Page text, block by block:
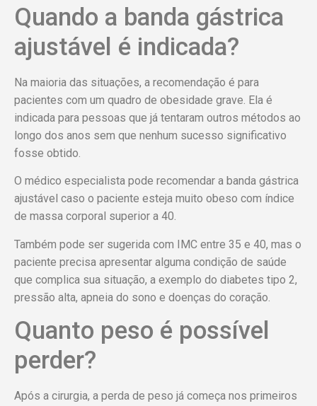
Quando a banda gástrica
ajustável é indicada?
Na maioria das situações, a recomendação é para
pacientes com um quadro de obesidade grave. Ela é
indicada para pessoas que já tentaram outros métodos ao
longo dos anos sem que nenhum sucesso significativo
fosse obtido.
O médico especialista pode recomendar a banda gástrica
ajustável caso o paciente esteja muito obeso com índice
de massa corporal superior a 40.
Também pode ser sugerida com IMC entre 35 e 40, mas o
paciente precisa apresentar alguma condição de saúde
que complica sua situação, a exemplo do diabetes tipo 2,
pressão alta, apneia do sono e doenças do coração.
Quanto peso é possível
perder?
Após a cirurgia, a perda de peso já começa nos primeiros